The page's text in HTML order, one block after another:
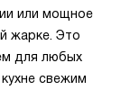
или мощное
жарке. Это
для любых
свежим